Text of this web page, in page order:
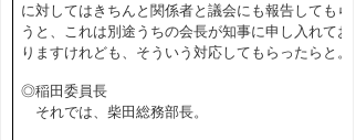
に対してはきちんと関係者と議会にも報告してもら
うと、これは別途うちの会長が知事に申し入れてお
りますけれども、そういう対応してもらったらと。
◎稲田委員長
それでは、柴田総務部長。